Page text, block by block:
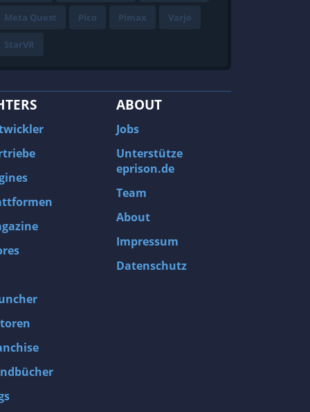
Meta Quest Pico Pimax Varjo
StarVR
ABOUT
Jobs
Unterstütze
eprison.de
Team
About
Impressum
Datenschutz